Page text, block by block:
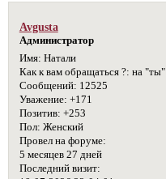
Avgusta
Администратор
Имя: Натали
Как к вам обращаться ?: на "ты"
Сообщений: 12525
Уважение: +171
Позитив: +253
Пол: Женский
Провел на форуме:
5 месяцев 27 дней
Последний визит: